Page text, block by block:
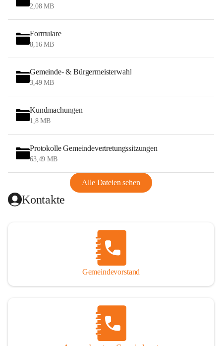
2,08 MB
Formulare
8,16 MB
Gemeinde- & Bürgermeisterwahl
3,49 MB
Kundmachungen
1,8 MB
Protokolle Gemeindevertretungssitzungen
63,49 MB
Alle Dateien sehen
Kontakte
Gemeindevorstand